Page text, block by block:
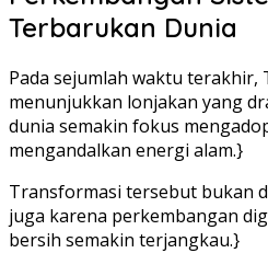
Terbarukan Dunia
Pada sejumlah waktu
menunjukkan lonjakan yang
dunia semakin fokus
mengandalkan energi alam.}
Transformasi tersebut bukan
juga karena perkembangan
bersih semakin terjangkau.}